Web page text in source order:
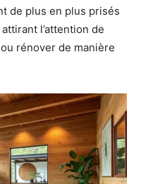
de plus en plus prisés
l’attention de
rénover de manière